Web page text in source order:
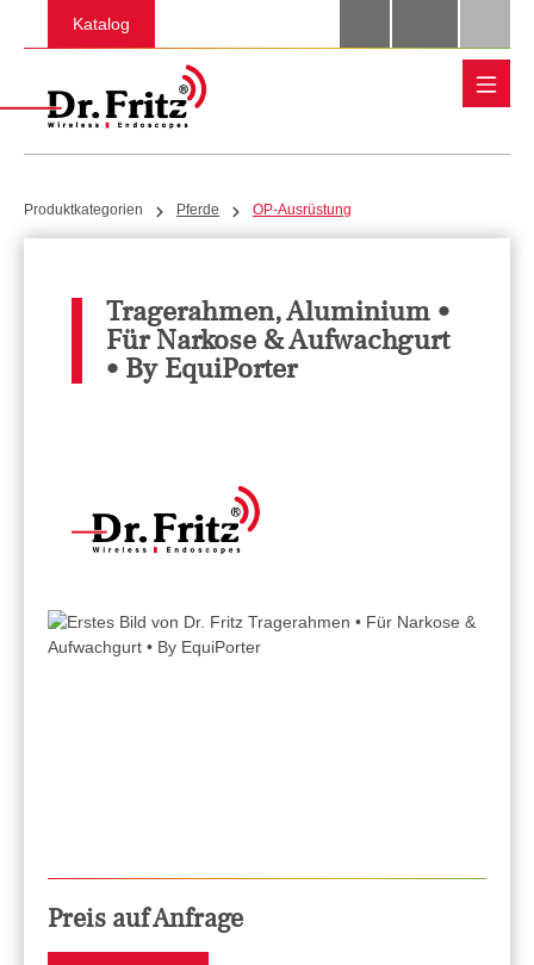
Zum Hauptinhalt springen
Katalog
Produktkategorien Pferde OP-Ausrüstung
Tragerahmen, Aluminium •
Für Narkose & Aufwachgurt
• By EquiPorter
Preis auf Anfrage